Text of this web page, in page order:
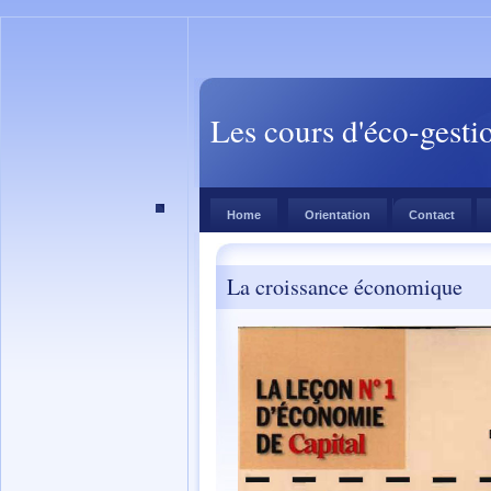
Les cours d'éco-
Home Orientation Contact
La croissance économique